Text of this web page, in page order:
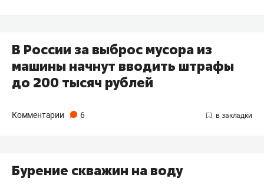
В России за выброс мусора из
машины начнут вводить штрафы
до 200 тысяч рублей
Комментарии 6
Бурение скважин на воду